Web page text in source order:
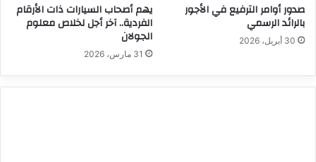
صدور أوامر الترفيع في الأجور
بالرائد الرسمي
30 أبريل، 2026
يهم أصحاب السيارات ذات الأرقام
الفردية.. آخر أجل لخلاص معلوم
الجولان
31 مارس، 2026